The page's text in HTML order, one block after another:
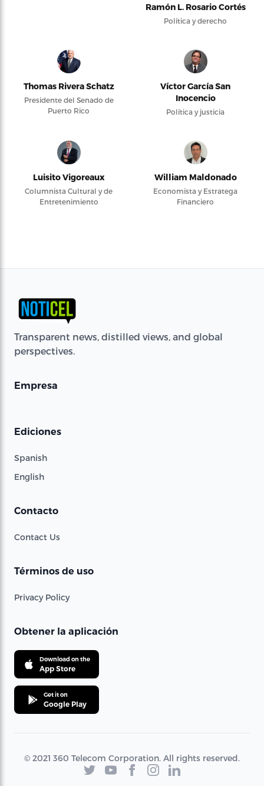
Ramón L. Rosario Cortés
Política y derecho
Thomas Rivera Schatz
Presidente del Senado de
Puerto Rico
Víctor García San
Inocencio
Política y justicia
Luisito Vigoreaux
Columnista Cultural y de
Entretenimiento
William Maldonado
Economista y Estratega
Financiero
Transparent news, distilled views, and global
perspectives.
Empresa
Ediciones
Spanish
English
Contacto
Contact Us
Términos de uso
Privacy Policy
Obtener la aplicación
Download on the
App Store
Get it on
Google Play
© 2021 360 Telecom Corporation. All rights reserved.